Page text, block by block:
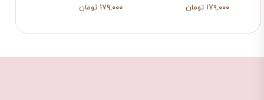
۱۷۹,۰۰۰ تومان ۱۷۹,۰۰۰ تومان